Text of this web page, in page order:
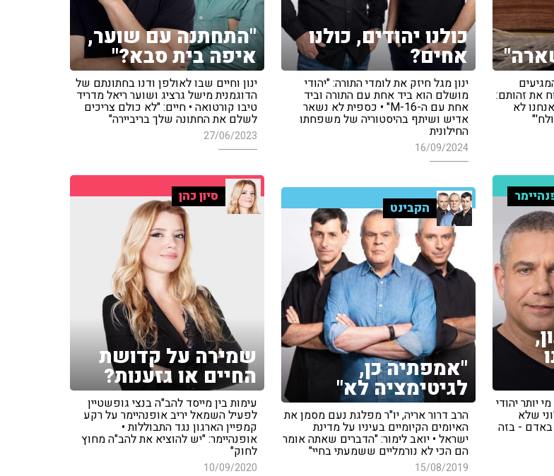
את זהותם:
לא
כולנו יהודים, כולנו
אחים?
ינון מגל חיזק את לומדי התורה: "יהודי
מושלם הוא ביד אחת עם התורה וביד
אחת עם ה-M-16" • כספית לא נשאר
אדיש ושיתף בהיסטוריה של משפחתו
החילונית
16/09/2024
"התחתנה עם שוער,
איפה בית סבא?"
ינון וחיים שבו לאולפן ודנו בחתונתם של
הדוגמנית מישל גרציג ושוער ריאל מדריד
טיבו קורטואה • חיים: "לא כולם צריכים
לשלם את החתונה שלך בריביירה"
27/06/2023
יותר יהודי
שלא
באדם - בזה
סיון כהן
שמירה על קדושת
החיים או גזענות?
עימות בין מייסד להב"ה בנצי גופשטיין
לפעיל השמאל יריב אופנהיימר על רקע
קמפיין הארגון נגד התבוללות •
אופנהיימר: "יש להוציא את להב"ה מחוץ
לחוק"
10/09/2020
הקבינט
"אמפתיה כן,
לגיטימציה לא"
הרב דרור אריה, יו"ר מפלגת נעם מסמן את
האיומים הקיומיים בעיניו על מדינת
ישראל • יואב לימור: "הדברים שאתה אומר
הם הכי לא נורמליים ששמעתי בחיי"
15/08/2019